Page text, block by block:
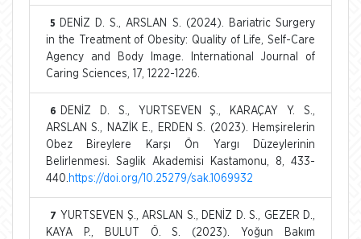
5
DENİZ D. S., ARSLAN S. (2024). Bariatric Surgery
in the Treatment of Obesity: Quality of Life, Self-Care
Agency and Body Image. International Journal of
Caring Sciences, 17, 1222-1226.
6
DENİZ D. S., YURTSEVEN Ş., KARAÇAY Y. S.,
ARSLAN S., NAZİK E., ERDEN S. (2023). Hemşirelerin
Obez Bireylere Karşı Ön Yargı Düzeylerinin
Belirlenmesi. Saglik Akademisi Kastamonu, 8, 433-
440. https://doi.org/10.25279/sak.1069932
7 YURTSEVEN Ş., ARSLAN S., DENİZ D. S., GEZER D.,
KAYA P., BULUT Ö. S. (2023). Yoğun Bakım